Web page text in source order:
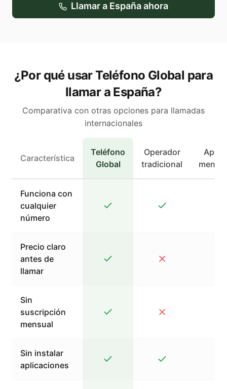
Llamar a Españaahora
¿Por qué usar Teléfono Global para
llamar a España?
Comparativa con otras opciones para llamadas
internacionales
Característica
Teléfono
Global
Operador
tradicional
Apps
Funciona con
cualquier
número
Precio claro
antes de
llamar
Sin
suscripción
mensual
Sin instalar
aplicaciones